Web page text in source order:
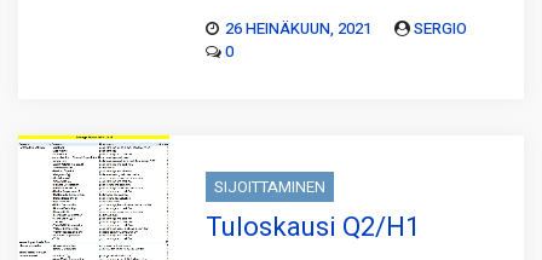
26 HEINÄKUUN, 2021
SERGIO
0
SIJOITTAMINEN
Tuloskausi Q2/H1